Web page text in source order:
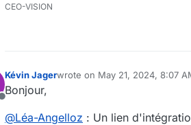
CEO-VISION
Offline
Kévin Jagerwrote on May 21, 2024, 8:07
last edited by
Bonjour,
@Léa-Angelloz : Un lien